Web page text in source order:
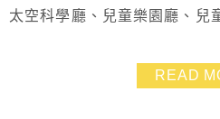
太空科學廳、兒童樂園廳、兒
健康廳、運動競技廳、電學及
就是「兒童樂園廳」 小朋友
READ